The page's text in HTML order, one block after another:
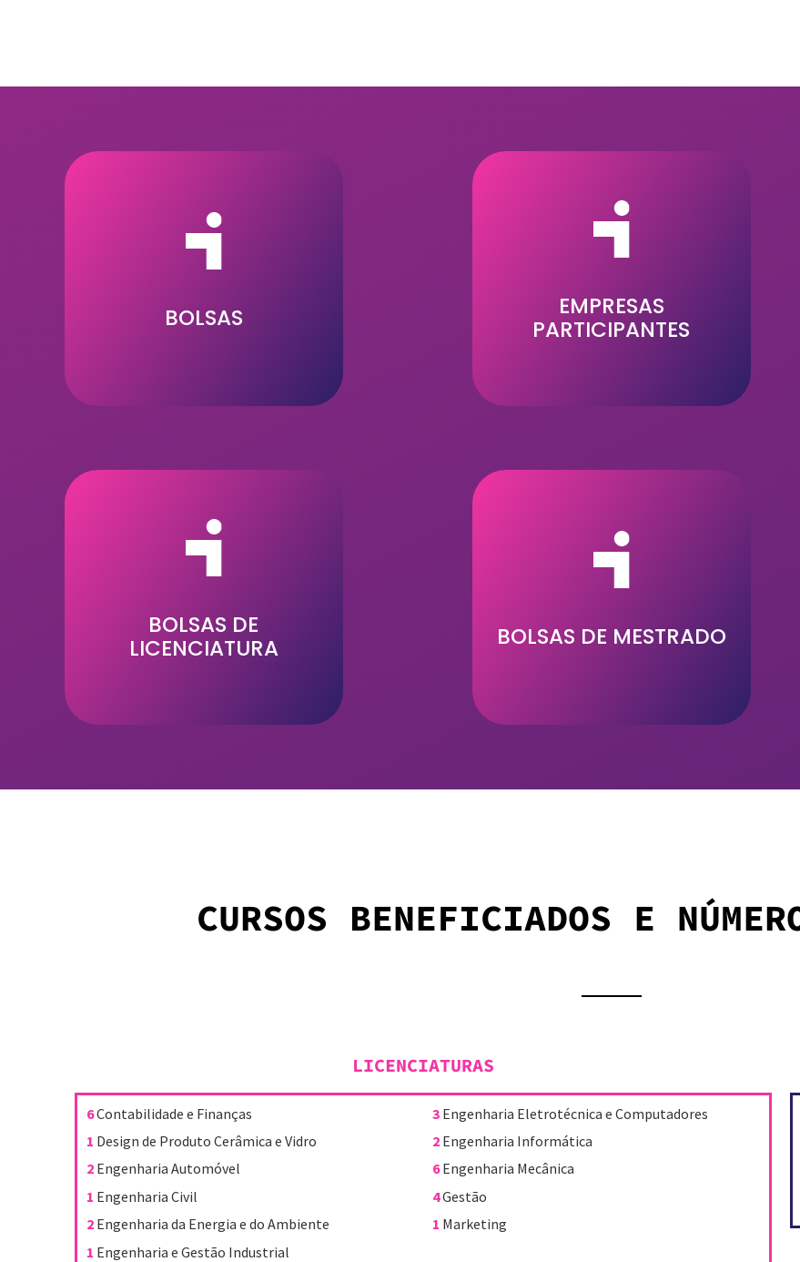
BOLSAS
34
BOLSAS DE
LICENCIATURA
29
EMPRESAS
PARTICIPANTES
19
BOLSAS DE MESTRADO
5
CURSOS BENEFICIADOS E
LICENCIATURAS
6Contabilidade e Finanças
1 Design de Produto Cerâmica e Vidro
2 Engenharia Automóvel
1 Engenharia Civil
2 Engenharia da Energia e do Ambiente
1 Engenharia e Gestão Industrial
3 Engenharia Eletrotécnica e Computadores
2 Engenharia Informática
6Engenharia Mecânica
4Gestão
1 Marketing